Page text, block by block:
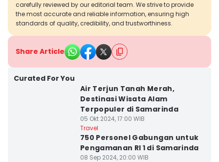
carefully reviewed by our editorial team. We strive to provide
the most accurate and reliable information, ensuring high
standards of quality, credibility, and trustworthiness.
Share Article
Curated For You
Air Terjun Tanah Merah,
Destinasi Wisata Alam
Terpopuler di Samarinda
05 Okt 2024, 17:00 WIB
Travel
750 Personel Gabungan untuk
Pengamanan RI 1 di Samarinda
08 Sep 2024, 20:00 WIB